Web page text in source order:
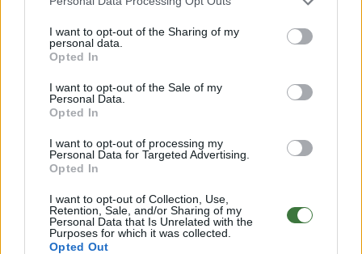
I want to opt-out of the Sharing of my
personal data.
Opted In
I want to opt-out of the Sale of my
Personal Data.
Opted In
I want to opt-out of processing my
Personal Data for Targeted Advertising.
Opted In
I want to opt-out of Collection, Use,
Retention, Sale, and/or Sharing of my
Personal Data that Is Unrelated with the
Purposes for which it was collected.
Opted Out
Nuevas Gafas de Madera para
Niños y Niñas (Root x Kids)
Los más pequeños tienen un modelo nuevo para esta
temporada 2020. Al modelo redondeado que veis debajo
de estas líneras que llamamos
varios colores y con varias lentes además de con
diferentes tipos de madera en las patillas y que tanto os
ha gustado durante el 2019, hemos añadido otro que
de madera para los mayores.